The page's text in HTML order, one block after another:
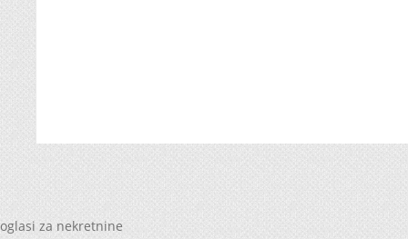
oglasi za nekretnine